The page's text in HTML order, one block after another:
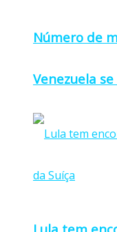
Número de
Venezuela